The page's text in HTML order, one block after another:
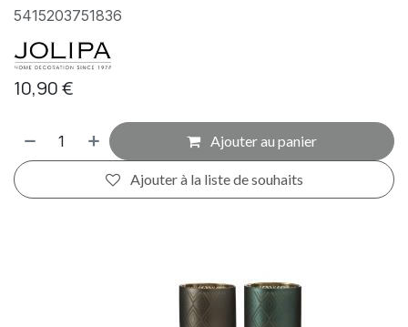
5415203751836
10,90€
Ajouter au panier
Ajouter à la liste de souhaits